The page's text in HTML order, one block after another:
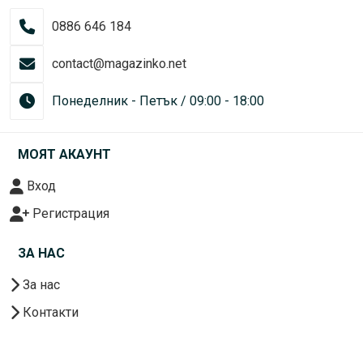
0886 646 184
contact@magazinko.net
Понеделник - Петък / 09:00 - 18:00
МОЯТ АКАУНТ
Вход
Регистрация
ЗА НАС
За нас
Контакти